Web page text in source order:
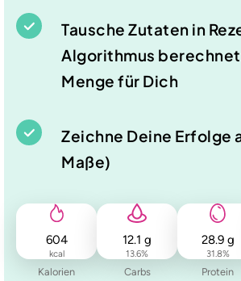
Tausche Zutaten in
Algorithmus
Menge für Dich
Zeichne Deine Erfolge
Maße)
604
kcal
Kalorien
12.1 g
13.6%
Carbs
28.9g
31.8%
Protein